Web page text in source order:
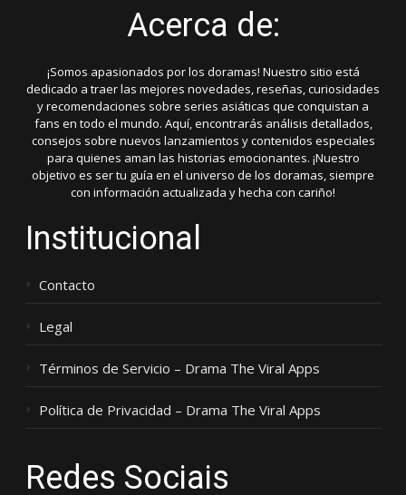
Acerca de:
¡Somos apasionados por los doramas! Nuestro sitio está
dedicado a traer las mejores novedades, reseñas, curiosidades
y recomendaciones sobre series asiáticas que conquistan a
fans en todo el mundo. Aquí, encontrarás análisis detallados,
consejos sobre nuevos lanzamientos y contenidos especiales
para quienes aman las historias emocionantes. ¡Nuestro
objetivo es ser tu guía en el universo de los doramas, siempre
con información actualizada y hecha con cariño!
Institucional
Contacto
Legal
Términos de Servicio – Drama The Viral Apps
Política de Privacidad – Drama The Viral Apps
Redes Sociais